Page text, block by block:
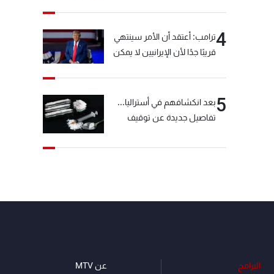
4ترامب: أعتقد أن الأمر سينتهي
قريبًا جدًا لأن الإيرانيين لا يمكن
5بعد انكشافهم في أستراليا...
تفاصيل جديدة عن توقيف
البرامج عن MTV